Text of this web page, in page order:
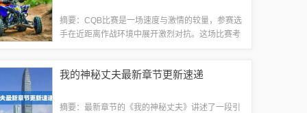
摘要：CQB比赛是一场速度与激情的较量，参赛选
手在近距离作战环境中展开激烈对抗。这场比赛考
开激烈的较量，展现出高超的战斗技巧。这...
我的神秘丈夫最新章节更新速递
摘要：最新章节的《我的神秘丈夫》讲述了一段引